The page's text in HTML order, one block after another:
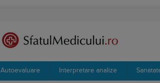
Autoevaluare Interpretare analize